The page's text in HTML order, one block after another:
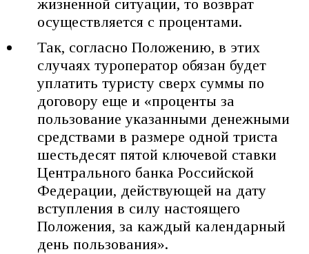
жизненной ситуации, то возврат
осуществляется с процентами.
Так, согласно Положению, в этих
случаях туроператор обязан будет
уплатить туристу сверх суммы по
договору еще и «проценты за
пользование указанными денежными
средствами в размере одной триста
шестьдесят пятой ключевой ставки
Центрального банка Российской
Федерации, действующей на дату
вступления в силу настоящего
Положения, за каждый календарный
день пользования».